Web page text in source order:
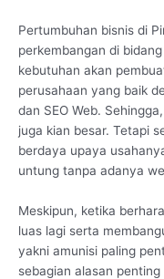
Pertumbuhan bisnis di
perkembangan di
kebutuhan akan
perusahaan yang baik
dan SEO Web.
juga kian besar. Tetapi
berdaya upaya
untung tanpa adanya
Meskipun, ketika
luas lagi serta
yakni amunisi paling
sebagian alasan